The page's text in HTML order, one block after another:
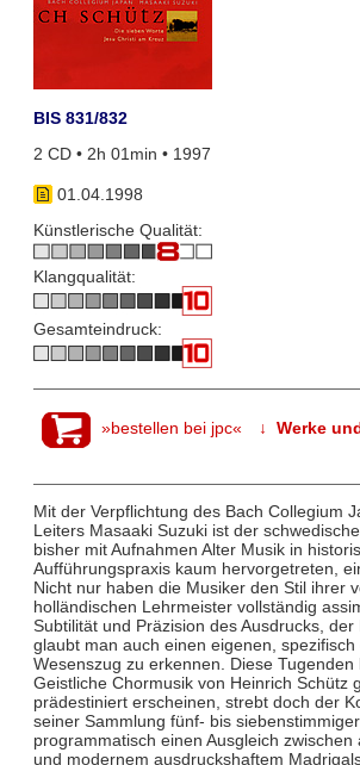
BIS 831/832
2 CD • 2h 01min • 1997
01.04.1998
Künstlerische Qualität:
Klangqualität:
Gesamteindruck:
»bestellen bei jpc« ↓ Werke
Mit der Verpflichtung des Bach Collegium
Leiters Masaaki Suzuki ist der
bisher mit Aufnahmen Alter Musik in
Aufführungspraxis kaum hervorgetreten,
Nicht nur haben die Musiker den Stil ihrer
holländischen Lehrmeister vollständig
Subtilität und Präzision des Ausdrucks, der
glaubt man auch einen eigenen, spezifisch
Wesenszug zu erkennen. Diese
Geistliche Chormusik von Heinrich Schütz
prädestiniert erscheinen, strebt doch der
seiner Sammlung fünf- bis
programmatisch einen Ausgleich zwischen
und modernem ausdruckshaftem